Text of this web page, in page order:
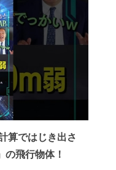
算ではじき出さ
の飛行物体！